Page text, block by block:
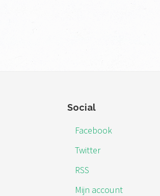
Social
Facebook
Twitter
RSS
Mijn account